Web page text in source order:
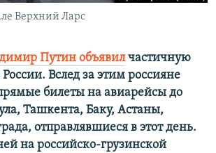
RLВерхний Ларс
Путин объявилчастичную
Вслед за этим россияне
билеты на авиарейсы до
Ташкента, Баку, Астаны,
отправлявшиеся в этот день.
на российско-грузинской